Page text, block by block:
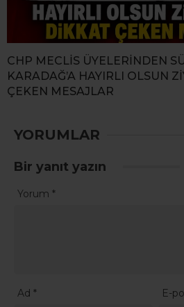
CHP MECLİS ÜYELERİNDEN
KARADAĞ’A HAYIRLI OLSUN
ÇEKEN MESAJLAR
YORUMLAR
Bir yanıt yazın
Yorum *
Ad * E-